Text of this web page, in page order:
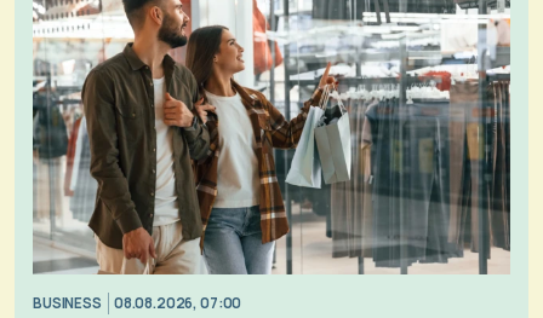
BUSINESS 08.08.2026, 07:00